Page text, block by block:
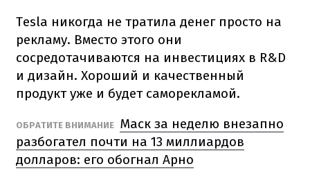
Tesla никогда не тратила денег просто на
рекламу. Вместо этого они
сосредотачиваются на инвестициях в R&D
и дизайн. Хороший и качественный
продукт уже и будет саморекламой.
ОБРАТИТЕ ВНИМАНИЕ Маск за неделю внезапно
разбогател почти на 13 миллиардов
долларов: его обогнал Арно